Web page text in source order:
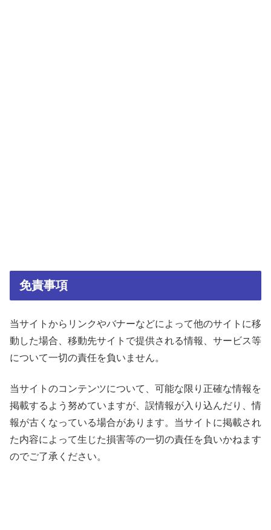
免責事項
当サイトからリンクやバナーなどによって他のサイトに移
動した場合、移動先サイトで提供される情報、サービス等
について一切の責任を負いません。
当サイトのコンテンツについて、可能な限り正確な情報を
掲載するよう努めていますが、誤情報が入り込んだり、情
報が古くなっている場合があります。当サイトに掲載され
た内容によって生じた損害等の一切の責任を負いかねます
のでご了承ください。